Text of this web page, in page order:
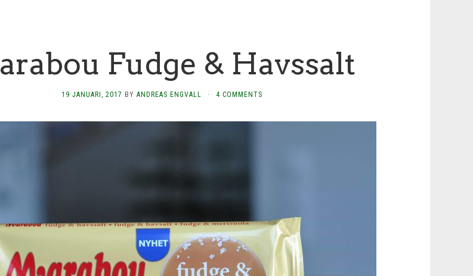
Fudge & Havssalt
19 JANUARI, 2017 BY ANDREAS ENGVALL · 4 COMMENTS